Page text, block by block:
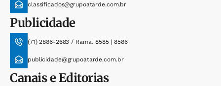
classificados@grupoatarde.com.br
Publicidade
(71) 2886-2683 / Ramal 8585 | 8586
publicidade@grupoatarde.com.br
Canais e Editorias